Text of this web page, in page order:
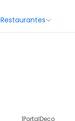
Restaurantes
|PortalDeco